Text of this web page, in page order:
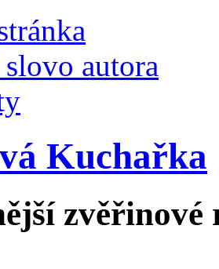
autora
Kuchařka
zvěřinové